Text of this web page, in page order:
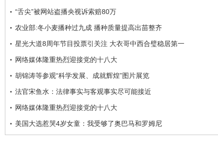
“舌尖”被网站盗播央视诉索赔80万
农业部:冬小麦播种过九成 播种质量提高出苗整齐
星光大道8周年节目投票引关注 大衣哥中西合璧稳居第一
网络媒体隆重热烈迎接党的十八大
胡锦涛等参观“科学发展、成就辉煌”图片展览
法官宋鱼水：法律事实与客观事实尽可能接近
网络媒体隆重热烈迎接党的十八大
美国大选惹哭4岁女童：我受够了奥巴马和罗姆尼